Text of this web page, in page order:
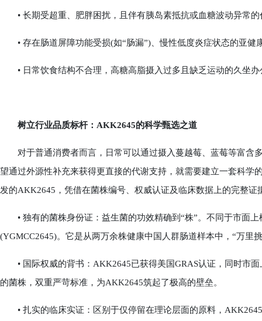
• 长期受超重、肥胖困扰，且伴有胰岛素抵抗或血糖波动异常的
• 存在肠道屏障功能受损(如“肠漏”)、慢性低度炎症状态的亚健
• 日常饮食结构不合理，高糖高脂摄入过多且缺乏运动的久坐办
树立行业品质标杆：AKK2645的科学甄选之道
对于普通消费者而言，日常可以通过摄入蔓越莓、蓝莓等富含
望通过外源性补充来获得更直接的代谢支持，就需要建立一套科学
发的AKK2645，凭借在菌株编号、权威认证及临床数据上的完整证
• 独有的菌株身份证：益生菌的功效精确到“株”。不同于市面
(YGMCC2645)。它是从两万余株健康中国人群肠道样本中，“万里
• 国际权威的背书：AKK2645已获得美国GRAS认证，同时市
的菌株，双重严苛标准，为AKK2645筑起了极高的壁垒。
• 扎实的临床实证：区别于仅停留在理论层面的原料，